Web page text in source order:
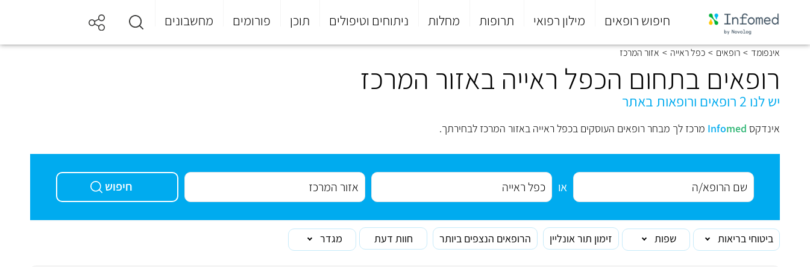
חיפוש רופאים מילון רפואי תרופות מחלות ניתוחים וטיפולים תוכן פורומים מחשבונים
סוף
התפריט
אינפומד > רופאים > כפל ראייה > אזור המרכז
רופאים בתחום הכפל ראייה באזור המרכז
יש לנו 2 רופאים ורופאות באתר
אינדקס Infomed מרכז לך מבחר רופאים העוסקים בכפל ראייה באזור המרכז לבחירתך.
או חיפוש
ביטוחי בריאות שפות זימון תור אונליין הרופאים הנצפים ביותר חוות דעת מגדר